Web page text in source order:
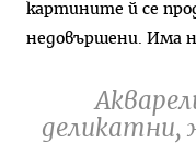
картините й се
недовършени. Има
деликатни,